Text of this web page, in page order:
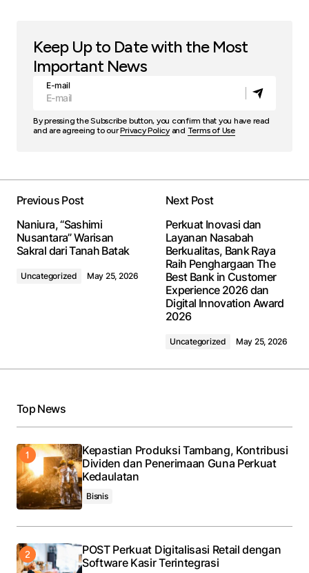
Keep Up to Date with the Most
Important News
E-mail
By pressing the Subscribe button, you confirm that you have read
and are agreeing to ourPrivacy Policyand Terms of Use
Previous Post
Naniura, “Sashimi
Nusantara” Warisan
Sakral dari Tanah Batak
Uncategorized May 25, 2026
Next Post
Perkuat Inovasi dan
Layanan Nasabah
Berkualitas, Bank Raya
Raih Penghargaan The
Best Bank in Customer
Experience 2026 dan
Digital Innovation Award
2026
Uncategorized May 25, 2026
Top News
Kepastian Produksi Tambang, Kontribusi
Dividen dan Penerimaan Guna Perkuat
Kedaulatan
Bisnis
POST Perkuat Digitalisasi Retail dengan
Software Kasir Terintegrasi